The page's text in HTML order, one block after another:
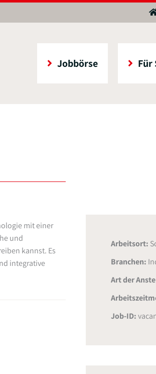
Jobbörse Für
mit einer
und
kannst. Es
integrative
Arbeitsort:
Branchen:
Art der
Job-ID: